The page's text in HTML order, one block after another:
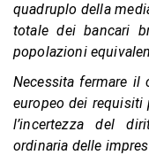
quadruplo della
totale dei bancari
popolazioni
Necessita fermare il
europeo dei
l’incertezza del
ordinaria delle